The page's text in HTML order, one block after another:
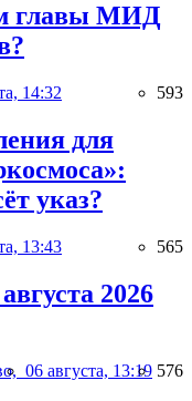
главы МИД
14:32 593
для
указ?
13:43 565
2026
06 августа, 13:19 576